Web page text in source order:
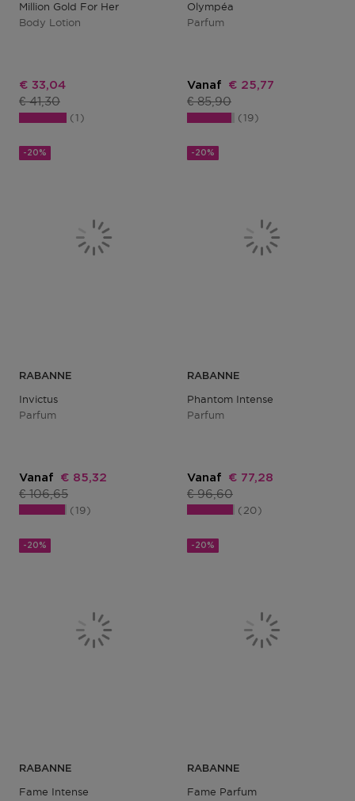
Million Gold For Her
Body Lotion
Kortingsprijs
€ 33,04
Productprijs
€ 41,30
1
Olympéa
Parfum
Vanaf Kortingsprijs
€ 25,77
Productprijs
€ 85,90
19
-20%
RABANNE
Invictus
Parfum
Vanaf Kortingsprijs
€ 85,32
Productprijs
€ 106,65
19
-20%
RABANNE
Phantom Intense
Parfum
Vanaf Kortingsprijs
€ 77,28
Productprijs
€ 96,60
20
-20%
RABANNE
Fame Intense
-20%
RABANNE
Fame Parfum